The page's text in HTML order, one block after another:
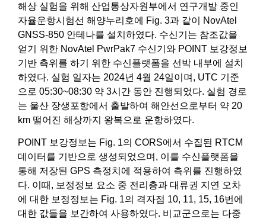
해상 실험을 위해 산업통상자원부에서 연구개발 중인
자율운항시험선 해양누리호에 Fig. 3과 같이 NovAtel
GNSS-850 안테나를 설치하였다. 수신기는 참조값을
얻기 위한 NovAtel PwrPak7 수신기와 POINT 보강정보
기반 측위를 하기 위한 수신플랫폼을 선박 내부에 설치
하였다. 실험 일자는 2024년 4월 24일이며, UTC 기준
으로 05:30~08:30 약 3시간 동안 진행되었다. 실험 경로
는 울산 장생포항에서 출발하여 해안선으로부터 약 20
km 떨어진 해상까지 왕복으로 운항하였다.
POINT 보강정보는 Fig. 1의 CORS에서 수집된 RTCM
데이터를 기반으로 생성되었으며, 이를 수신플랫폼을
통해 저장된 GPS 측정치에 적용하여 측위를 진행하였
다. 이때, 보정정보 요소 중 전리층과 대류권 지연 오차
에 대한 보정정보는 Fig. 1의 격자점 10, 11, 15, 16번에
대한 값들을 보간하여 사용하였다. 비교군으로는 다중